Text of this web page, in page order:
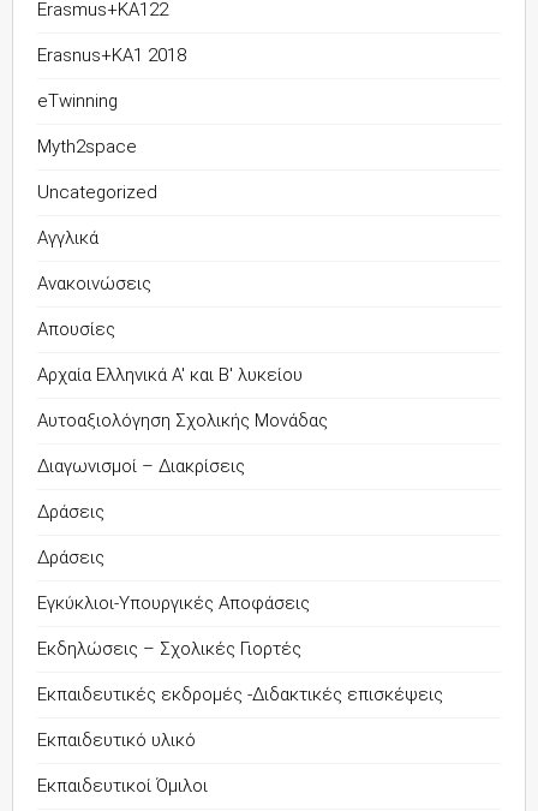
Erasmus+KA122
Erasnus+KA1 2018
eTwinning
Myth2space
Uncategorized
Αγγλικά
Ανακοινώσεις
Απουσίες
Αρχαία Ελληνικά Α' και Β' λυκείου
Αυτοαξιολόγηση Σχολικής Μονάδας
Διαγωνισμοί – Διακρίσεις
Δράσεις
Δράσεις
Εγκύκλιοι-Υπουργικές Αποφάσεις
Εκδηλώσεις – Σχολικές Γιορτές
Εκπαιδευτικές εκδρομές -Διδακτικές επισκέψεις
Εκπαιδευτικό υλικό
Εκπαιδευτικοί Όμιλοι